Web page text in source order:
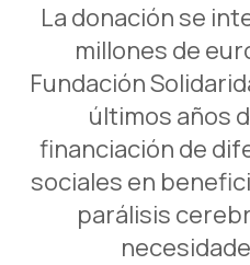
La donación se
millones de
Fundación
últimos años
financiación de
sociales en
parálisis